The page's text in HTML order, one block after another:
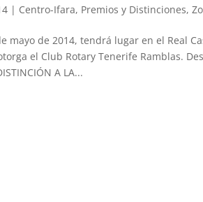
| Centro-Ifara, Premios y Distinciones,
mayo de 2014, tendrá lugar en el Real
el Club Rotary Tenerife Ramblas.
A LA...